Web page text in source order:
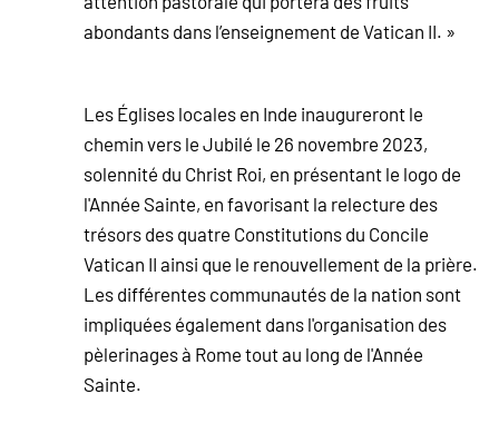
abondants dans l’enseignement de Vatican II. »
Les Églises locales en Inde inaugureront le
chemin vers le Jubilé le 26 novembre 2023,
solennité du Christ Roi, en présentant le logo de
l'Année Sainte, en favorisant la relecture des
trésors des quatre Constitutions du Concile
Vatican II ainsi que le renouvellement de la prière.
Les différentes communautés de la nation sont
impliquées également dans l'organisation des
pèlerinages à Rome tout au long de l'Année
Sainte.